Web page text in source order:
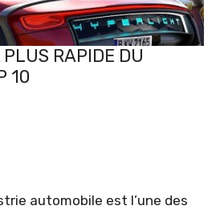
RAPIDE DU
10
automobile est l’une des